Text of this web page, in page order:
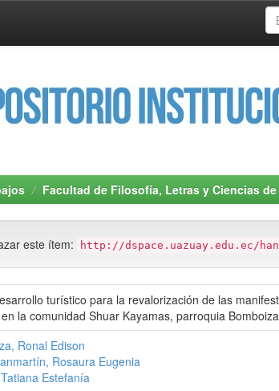
Facultad de Filosofía, Letras y Ciencias
este ítem: http://dspace.uazuay.edu.ec/
turístico para la revalorización de las
la comunidad Shuar Kayamas, parroquia
Ronal Edison
Rosaura Eugenia
Estefanía